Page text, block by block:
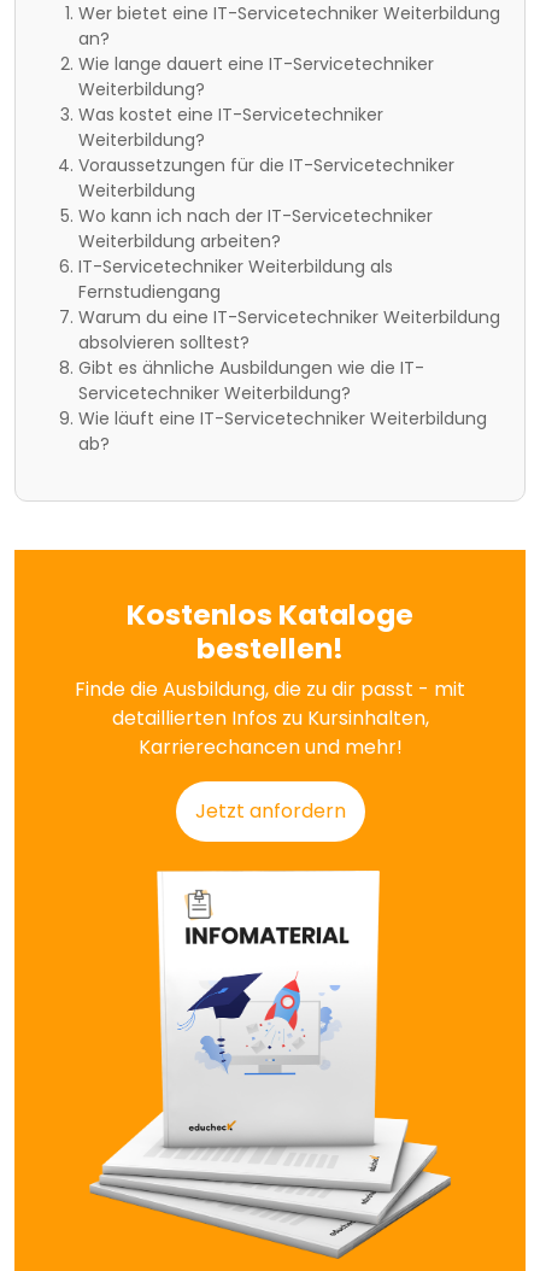
Wer bietet eine IT-Servicetechniker Weiterbildung
an?
Wie lange dauert eine IT-Servicetechniker
Weiterbildung?
Was kostet eine IT-Servicetechniker
Weiterbildung?
Voraussetzungen für die IT-Servicetechniker
Weiterbildung
Wo kann ich nach der IT-Servicetechniker
Weiterbildung arbeiten?
IT-Servicetechniker Weiterbildung als
Fernstudiengang
Warum du eine IT-Servicetechniker Weiterbildung
absolvieren solltest?
Gibt es ähnliche Ausbildungen wie die IT-
Servicetechniker Weiterbildung?
Wie läuft eine IT-Servicetechniker Weiterbildung
ab?
Kostenlos Kataloge
bestellen!
Finde die Ausbildung, die zu dir passt - mit
detaillierten Infos zu Kursinhalten,
Karrierechancen und mehr!
Jetzt anfordern